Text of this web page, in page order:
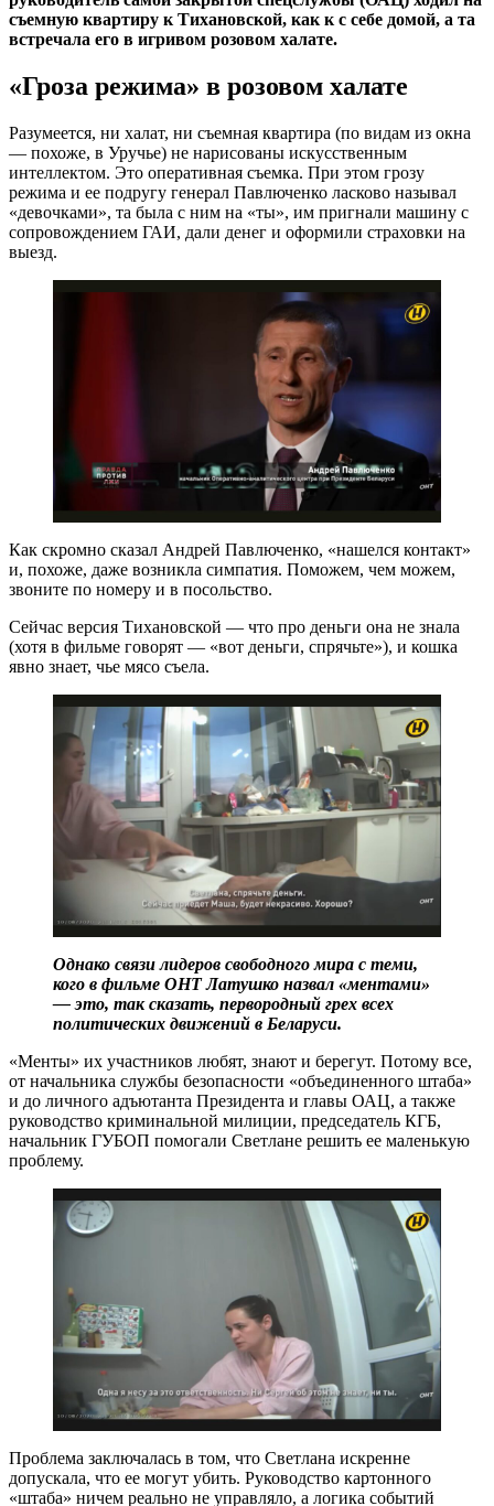
съемную квартиру к Тихановской, как к с себе домой, а та
встречала его в игривом розовом халате.
«Гроза режима» в розовом халате
Разумеется, ни халат, ни съемная квартира (по видам из окна
— похоже, в Уручье) не нарисованы искусственным
интеллектом. Это оперативная съемка. При этом грозу
режима и ее подругу генерал Павлюченко ласково называл
«девочками», та была с ним на «ты», им пригнали машину с
сопровождением ГАИ, дали денег и оформили страховки на
выезд.
Как скромно сказал Андрей Павлюченко, «нашелся контакт»
и, похоже, даже возникла симпатия. Поможем, чем можем,
звоните по номеру и в посольство.
Сейчас версия Тихановской — что про деньги она не знала
(хотя в фильме говорят — «вот деньги, спрячьте»), и кошка
явно знает, чье мясо съела.
Однако связи лидеров свободного мира с теми,
кого в фильме ОНТ Латушко назвал «ментами»
— это, так сказать, первородный грех всех
политических движений в Беларуси.
«Менты» их участников любят, знают и берегут. Потому все,
от начальника службы безопасности «объединенного штаба»
и до личного адъютанта Президента и главы ОАЦ, а также
руководство криминальной милиции, председатель КГБ,
начальник ГУБОП помогали Светлане решить ее маленькую
проблему.
Проблема заключалась в том, что Светлана искренне
допускала, что ее могут убить. Руководство картонного
«штаба» ничем реально не управляло, а логика событий